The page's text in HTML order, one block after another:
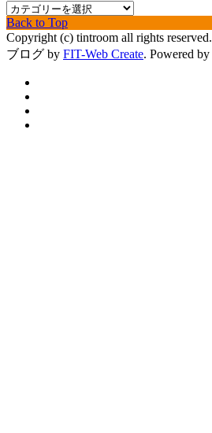
カ
テ
ゴ
リ
Back to Top
Copyright (c) tintroom all rights reserved.
ブログ by FIT-Web Create. Powered by